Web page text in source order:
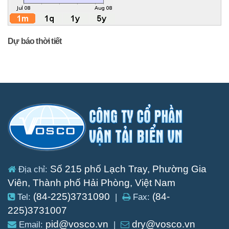
Dự báo thời tiết
Địa chỉ: Số 215 phố Lạch Tray, Phường Gia
Viên, Thành phố Hải Phòng, Việt Nam
Tel: (84-225)3731090 | Fax: (84-
225)3731007
Email: pid@vosco.vn | dry@vosco.vn